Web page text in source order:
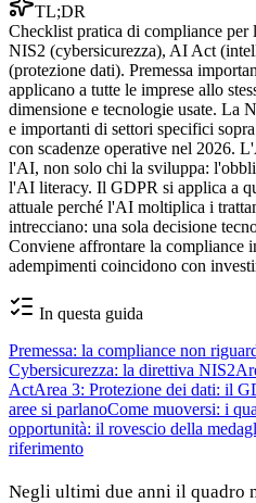
TL;DR
Checklist pratica di compliance
NIS2 (cybersicurezza), AI Act
(protezione dati). Premessa
applicano a tutte le imprese allo
dimensione e tecnologie usate. La
e importanti di settori specifici
con scadenze operative nel 2026.
l'AI, non solo chi la sviluppa:
l'AI literacy. Il GDPR si applica a
attuale perché l'AI moltiplica i
intrecciano: una sola decisione
Conviene affrontare la compliance
adempimenti coincidono con
In questa guida
Premessa: la compliance non
Cybersicurezza: la direttiva NIS2
ActArea 3: Protezione dei dati: il
aree si parlanoCome muoversi: i
opportunità: il rovescio della
riferimento
Negli ultimi due anni il quadro